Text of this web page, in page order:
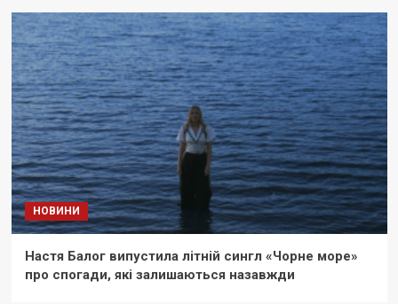
НОВИНИ
Настя Балог випустила літній сингл «Чорне море»
про спогади, які залишаються назавжди